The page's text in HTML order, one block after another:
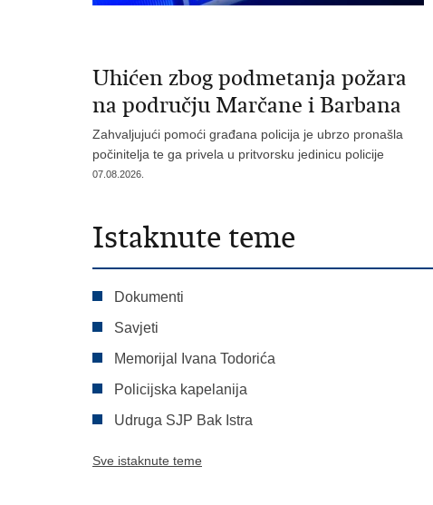
Uhićen zbog podmetanja požara
na području Marčane i Barbana
Zahvaljujući pomoći građana policija je ubrzo pronašla
počinitelja te ga privela u pritvorsku jedinicu policije
07.08.2026.
Istaknute teme
Dokumenti
Savjeti
Memorijal Ivana Todorića
Policijska kapelanija
Udruga SJP Bak Istra
Sve istaknute teme